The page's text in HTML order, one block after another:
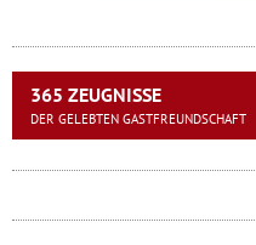
365 ZEUGNISSE
DER GELEBTEN GASTFREUNDSCHAFT